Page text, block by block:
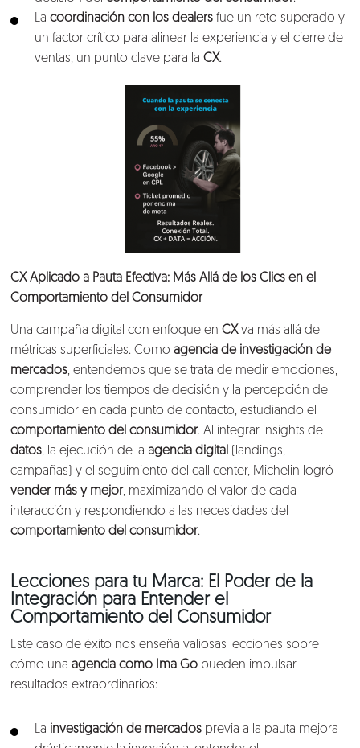
Lo que hacemos
Lacoordinación con los dealers fue un reto superado y
un factor crítico para alinear la experiencia y el cierre de
ventas, un punto clave para laCX.
CX Aplicado a Pauta Efectiva: Más Allá de los Clics en el
Comportamiento del Consumidor
Una campaña digital con enfoque enCXva más allá de
métricas superficiales. Como agencia de investigación de
mercados, entendemos que se trata de medir emociones,
comprender los tiempos de decisión y la percepción del
consumidor en cada punto de contacto, estudiando el
comportamiento del consumidor. Al integrar insights de
datos, la ejecución de la agencia digital
(landings,
campañas) y el seguimiento del call center, Michelin logró
vender más y mejor, maximizando el valor de cada
interacción y respondiendo a las necesidades del
comportamiento del consumidor.
Lecciones para tu Marca: El Poder de la
Integración para Entender el
Comportamiento del Consumidor
Este caso de éxito nos enseña valiosas lecciones sobre
cómo una agencia como Ima Go pueden impulsar
resultados extraordinarios:
La investigación de mercados previa a la pauta mejora